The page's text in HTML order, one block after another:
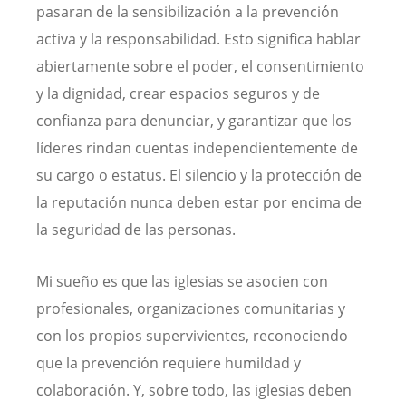
pasaran de la sensibilización a la prevención
activa y la responsabilidad. Esto significa hablar
abiertamente sobre el poder, el consentimiento
y la dignidad, crear espacios seguros y de
confianza para denunciar, y garantizar que los
líderes rindan cuentas independientemente de
su cargo o estatus. El silencio y la protección de
la reputación nunca deben estar por encima de
la seguridad de las personas.
Mi sueño es que las iglesias se asocien con
profesionales, organizaciones comunitarias y
con los propios supervivientes, reconociendo
que la prevención requiere humildad y
colaboración. Y, sobre todo, las iglesias deben